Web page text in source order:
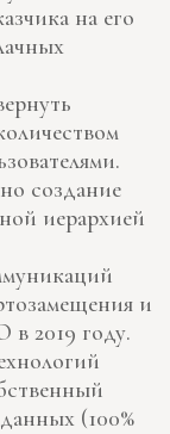
на его
создание
иерархией
и
в 2019 году.
(100%